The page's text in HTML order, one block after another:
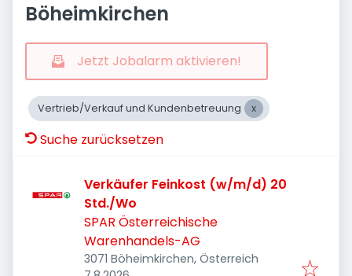
Böheimkirchen
Jetzt Jobalarm aktivieren!
Vertrieb/Verkauf und Kundenbetreuung
Suche zurücksetzen
Verkäufer Feinkost (w/m/d) 20
Std./Wo
SPAR Österreichische
Warenhandels-AG
3071 Böheimkirchen, Österreich